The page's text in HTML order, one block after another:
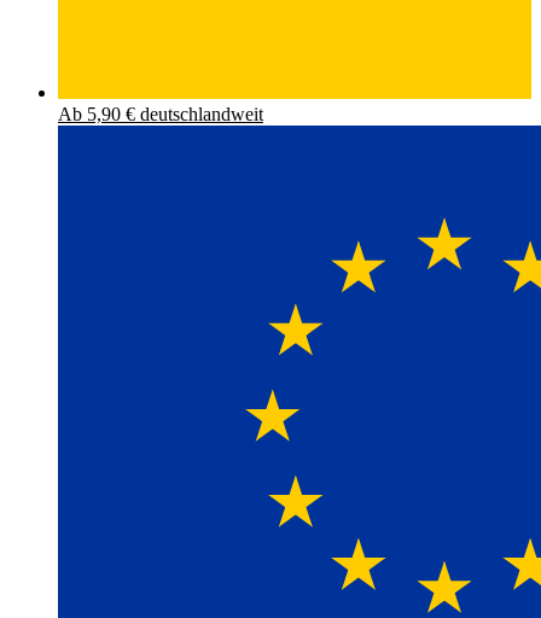
Ab 5,90 € deutschlandweit